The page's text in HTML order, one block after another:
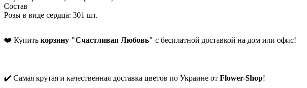
Состав
Розы в виде сердца: 301 шт.
❤️ Купить корзину "Счастливая Любовь" с бесплатной доставкой на дом или офис!
✔️ Самая крутая и качественная доставка цветов по Украине от Flower-Shop!